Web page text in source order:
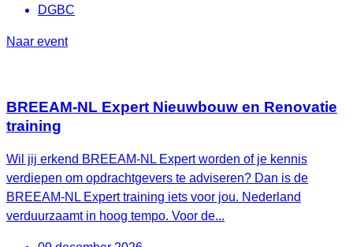
DGBC
Naar event
BREEAM-NL Expert Nieuwbouw en Renovatie
training
Wil jij erkend BREEAM-NL Expert worden of je kennis
verdiepen om opdrachtgevers te adviseren? Dan is de
BREEAM-NL Expert training iets voor jou. Nederland
verduurzaamt in hoog tempo. Voor de...